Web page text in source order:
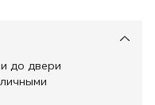
до двери